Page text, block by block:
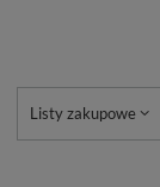
Listy zakupowe